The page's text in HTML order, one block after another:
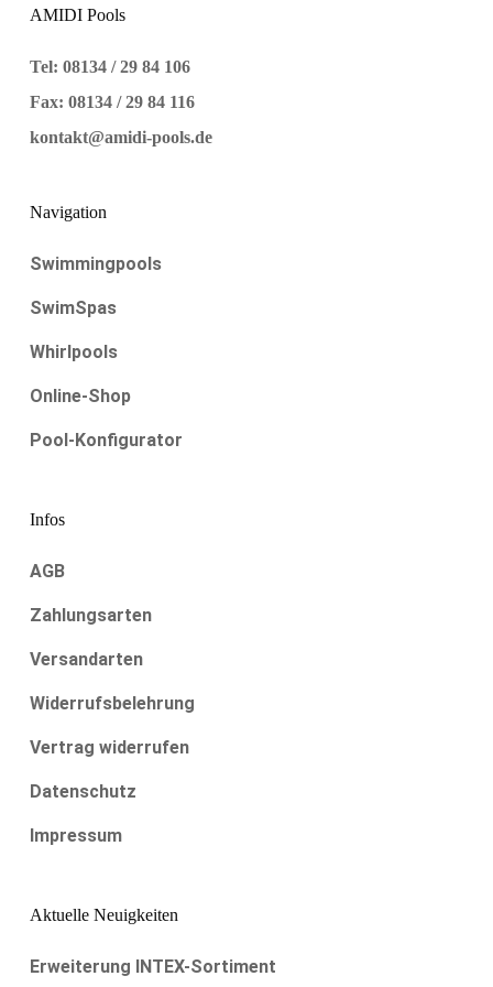
AMIDI Pools
Tel: 08134 / 29 84 106
Fax: 08134 / 29 84 116
kontakt@amidi-pools.de
Navigation
Swimmingpools
SwimSpas
Whirlpools
Online-Shop
Pool-Konfigurator
Infos
AGB
Zahlungsarten
Versandarten
Widerrufsbelehrung
Vertrag widerrufen
Datenschutz
Impressum
Aktuelle Neuigkeiten
Erweiterung INTEX-Sortiment